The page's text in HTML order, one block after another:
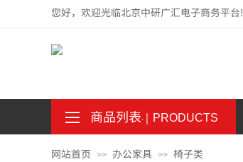
您好，欢迎光临北京中研广汇电子商务平台!
商品列表｜ PRODUCTS
.
。
网站首页 >> 办公家具 >> 椅子类